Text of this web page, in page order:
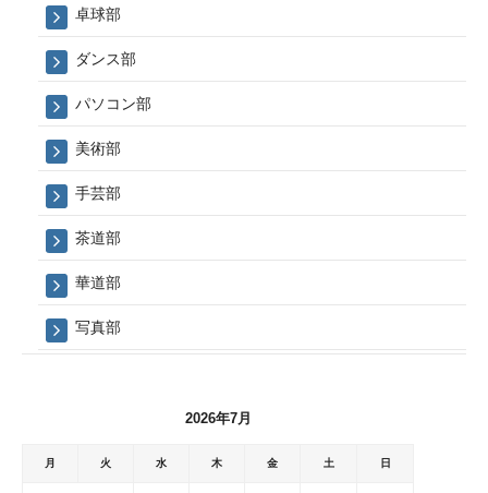
卓球部
ダンス部
パソコン部
美術部
手芸部
茶道部
華道部
写真部
2026年7月
月 火 水 木 金 土 日